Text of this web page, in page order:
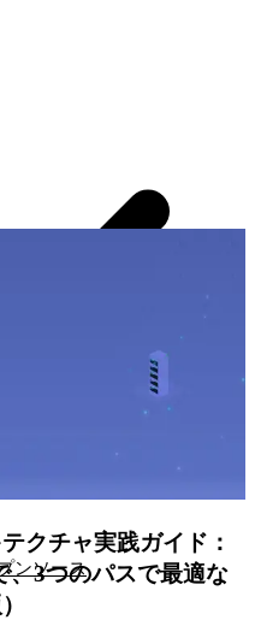
ンソース
クチャ実践ガイド：
、3つのパスで最適な